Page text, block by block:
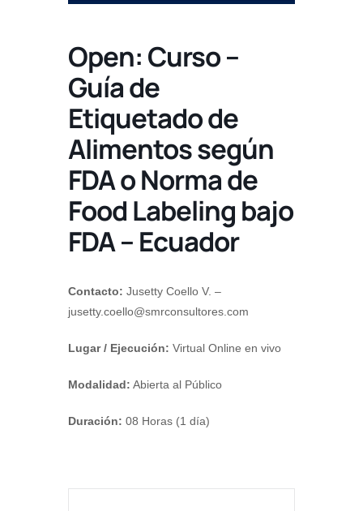
Open: Curso –
Guía de
Etiquetado de
Alimentos según
FDA o Norma de
Food Labeling bajo
FDA – Ecuador
Contacto: Jusetty Coello V. –
jusetty.coello@smrconsultores.com
Lugar / Ejecución: Virtual Online en vivo
Modalidad: Abierta al Público
Duración: 08 Horas (1 día)